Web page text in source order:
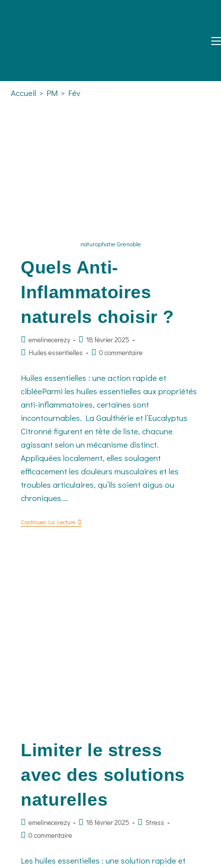
Accueil > PM > Fév
naturophatie Grenoble
Quels Anti-
Inflammatoires
naturels choisir ?
emelinecerezy
18 février 2025
Huiles essentielles
0 commentaire
Huiles essentielles : une action rapide et
cibléeParmi les huiles essentielles aux propriétés
anti-inflammatoires, certaines sont
incontournables. La Gaulthérie et l’Eucalyptus
Citronné figurent en tête de liste, chacune
agissant selon un mécanisme distinct.
Appliquées localement, elles soulagent
efficacement les douleurs musculaires et les
troubles articulaires, qu’ils soient aigus ou
chroniques.…
Continuer La Lecture
Limiter le stress
avec des solutions
naturelles
emelinecerezy 18 février 2025
Stress
0 commentaire
Les huiles essentielles : une solution rapide et